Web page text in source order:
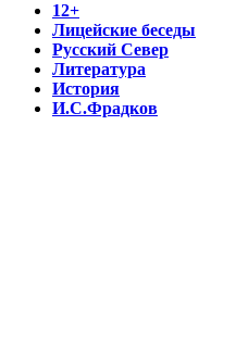
12+
Лицейские беседы
Русский Север
Литература
История
И.С.Фрадков